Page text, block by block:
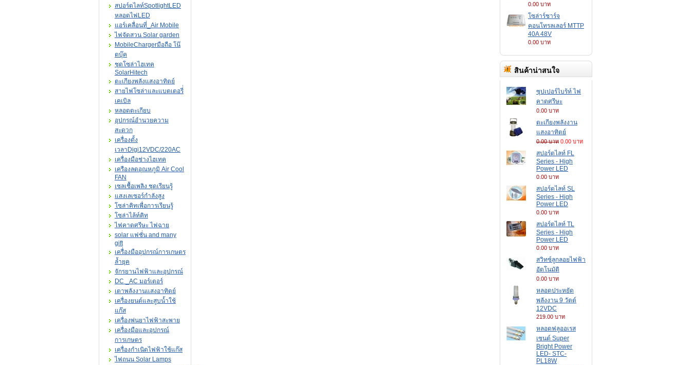
สปอร์ตไลท์SpotlightLED
หลอดไฟLED
แอร์เคลื่อนที่_Air Mobile
ไฟจัดสวน Solar garden
MobileChargerมือถือ โน๊
ตบุ๊ค
ชุดโซล่าไฮเทค
SolarHitech
ตะเกียงพลังแสงอาทิตย์
สายไฟโซล่าและแบตเตอรี่่
เคเบิล
หลอดตะเกียบ
อุปกรณ์อำนวยความ
สะดวก
เครื่องตั้ง
เวลาDigi12VDC/220AC
เครื่องมือช่างไฮเทค
เครืองลดอุณหภูมิ Air Cool
FAN
เซลเชื้อเพลิง ชุดเรียนรู้
แสงเลเซอร์กำลังสูง
โซล่าคิทเพื่อการเรียนรู้
โซล่าไล้ท์คิท
ไฟคาดศรีษะ ไฟฉาย
solar แฟชั่น and many
gift
เครื่องมืออุปกรณ์การเกษตร
ล้ำยุค
จักรยานไฟฟ้าและอุปกรณ์
DC _AC มอร์เตอร์
เตาพลังงานแสงอาทิตย์
เครื่องยนต์และสูบน้ำใช้
แก๊ส
เครื่องพ่นยาไฟฟ้าสะพาย
เครื่องมือและอุปกรณ์
การเกษตร
เครื่องกำเนิดไฟฟ้าใช้แก๊ส
ไฟถนน Solar Lamps
0.00 บาท
โซล่าร์ชาร์จ
คอนโทรลเลอร์ MTTP
40A 48V
0.00 บาท
สินค้าน่าสนใจ
ซุปเปอร์ไบร้ท์ ไฟ
คาดศรีษะ
0.00 บาท
ตะเกียงพลังงาน
แสงอาทิตย์
0.00 บาท 0.00 บาท
สปอร์ตไลท์ FL
Series - High
Power LED
0.00 บาท
สปอร์ตไลท์ SL
Series - High
Power LED
0.00 บาท
สปอร์ตไลท์ TL
Series - High
Power LED
0.00 บาท
สวิทซ์ลูกลอยไฟฟ้า
อัตโนมัติ
0.00 บาท
หลอดประหยัด
พลังงาน 9 วัตต์
12VDC
219.00 บาท
หลอดฟลูออเรส
เซนต์ Super
Bright Power
LED- STC-
PL18W